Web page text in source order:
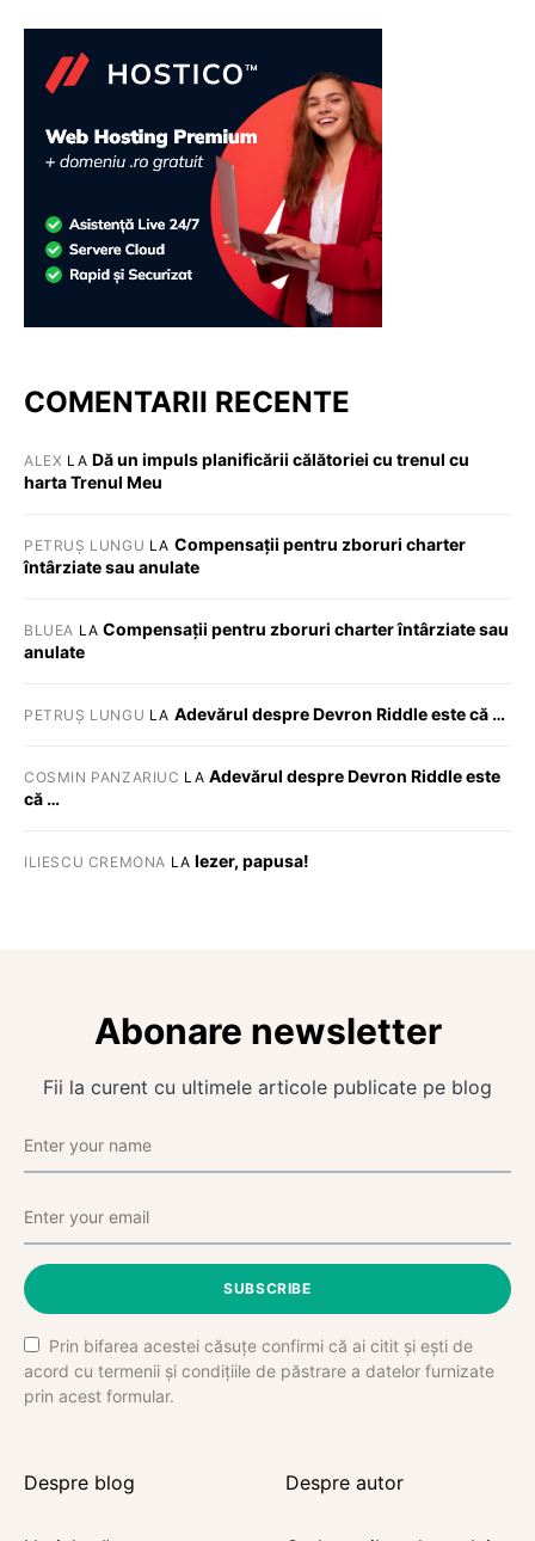
COMENTARII RECENTE
ALEX LA Dă un impuls planificării călătoriei cu trenul cu
harta Trenul Meu
PETRUȘ LUNGU LA Compensații pentru zboruri charter
întârziate sau anulate
BLUEA LACompensații pentru zboruri charter întârziate sau
anulate
PETRUȘ LUNGU LA Adevărul despre Devron Riddle este că …
COSMIN PANZARIUC LA Adevărul despre Devron Riddle este
că …
ILIESCU CREMONA LA Iezer, papusa!
Abonare newsletter
Fii la curent cu ultimele articole publicate pe blog
SUBSCRIBE
Prin bifarea acestei căsuțe confirmi că ai citit și ești de
acord cu termenii și condițiile de păstrare a datelor furnizate
prin acest formular.
Despre blog Despre autor